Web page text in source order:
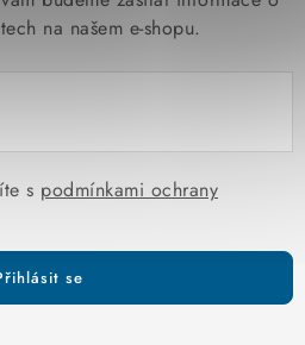
na našem e-shopu.
s podmínkami ochrany
se